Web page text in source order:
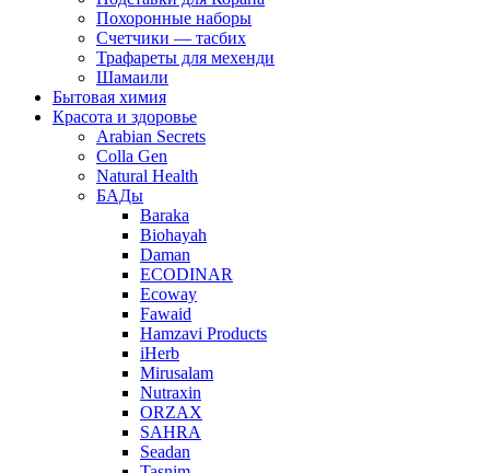
Похоронные наборы
Счетчики — тасбих
Трафареты для мехенди
Шамаили
Бытовая химия
Красота и здоровье
Arabian Secrets
Colla Gen
Natural Health
БАДы
Baraka
Biohayah
Daman
ECODINAR
Ecoway
Fawaid
Hamzavi Рroducts
iHerb
Mirusalam
Nutraxin
ORZAX
SAHRA
Seadan